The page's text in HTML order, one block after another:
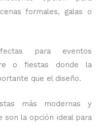
formales, galas o
para eventos
o fiestas donde la
que el diseño.
más modernas y
son la opción ideal para